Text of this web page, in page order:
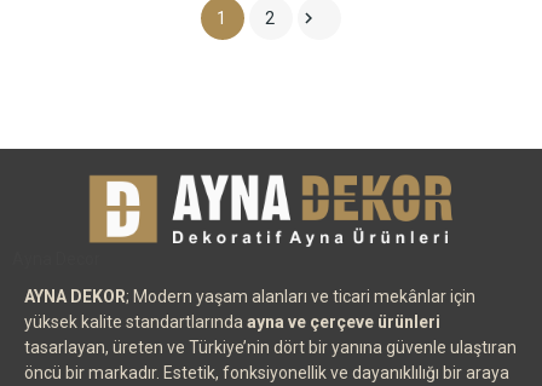
1 2 
AYNA DEKOR; Modern yaşam alanları ve ticari mekânlar için
yüksek kalite standartlarındaayna ve çerçeve ürünleri
tasarlayan, üreten ve Türkiye’nin dört bir yanına güvenle ulaştıran
öncü bir markadır. Estetik, fonksiyonellik ve dayanıklılığı bir araya